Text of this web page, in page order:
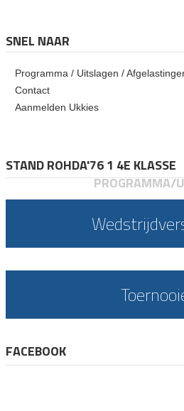
SNEL NAAR
Programma / Uitslagen /
Contact
Aanmelden Ukkies
STAND ROHDA'76 1 4E KLASSE
PROGRAMMA/
FACEBOOK